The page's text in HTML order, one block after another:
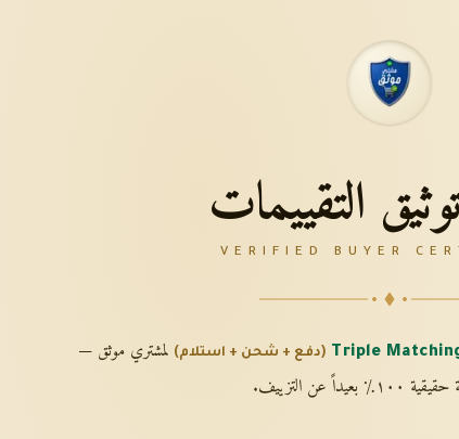
التقييمات
VERIFIED BUYER
Triple (دفع + شحن + استلام) لمشتري موثق —
عن التزييف.